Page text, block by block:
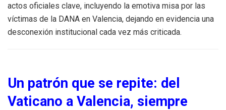
actos oficiales clave, incluyendo la emotiva misa por las
víctimas de la DANA en Valencia, dejando en evidencia una
desconexión institucional cada vez más criticada.
Un patrón que se repite: del
Vaticano a Valencia, siempre